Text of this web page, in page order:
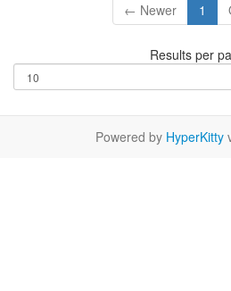
← Newer 1
Results per
Powered by HyperKitty